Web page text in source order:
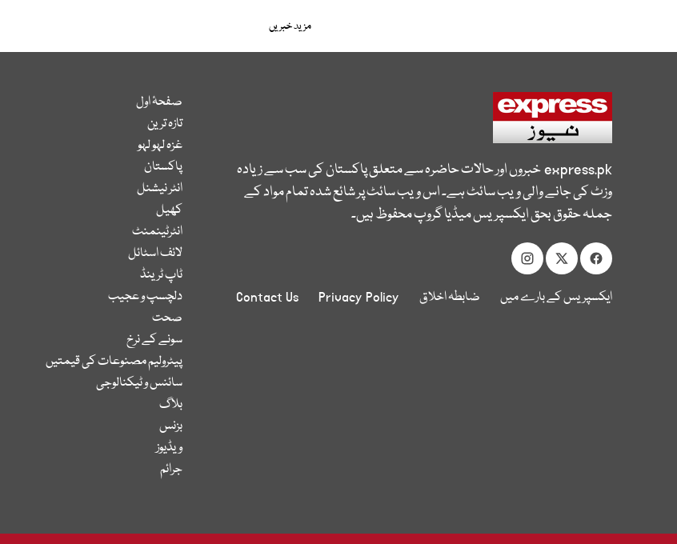
مزید خبریں
express.pkخبروں اور حالات حاضرہ سے متعلق پاکستان کی سب سے زیادہ
وزٹ کی جانے والی ویب سائٹ ہے۔ اس ویب سائٹ پر شائع شدہ تمام مواد کے
جملہ حقوق بحق ایکسپریس میڈیا گروپ محفوظ ہیں۔
ایکسپریس کے بارے میں ضابطہ اخلاق Privacy Policy
Contact Us
صفحۂ اول
تازہ ترین
غزہ لہو لہو
پاکستان
انٹر نیشنل
کھیل
انٹرٹینمنٹ
لائف اسٹائل
ٹاپ ٹرینڈ
دلچسپ و عجیب
صحت
سونے کے نرخ
پیٹرولیم مصنوعات کی قیمتیں
سائنس و ٹیکنالوجی
بلاگ
بزنس
ویڈیوز
جرائم